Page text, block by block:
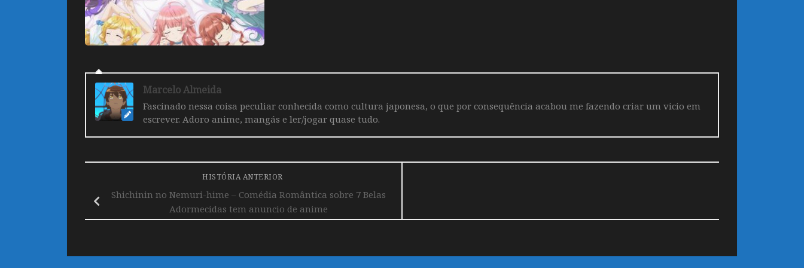
Marcelo Almeida
Fascinado nessa coisa peculiar conhecida como cultura japonesa, o que por consequência acabou me fazendo criar um vicio em
escrever. Adoro anime, mangás e ler/jogar quase tudo.
HISTÓRIA ANTERIOR
Shichinin no Nemuri-hime – Comédia Romântica sobre 7 Belas
Adormecidas tem anuncio de anime